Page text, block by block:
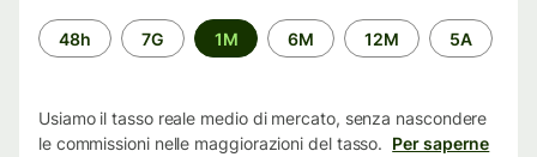
Periodo
di
48h 7G 1M 6M 12M 5A
Usiamo il tasso reale medio di mercato, senza nascondere
le commissioni nelle maggiorazioni del tasso. Per saperne